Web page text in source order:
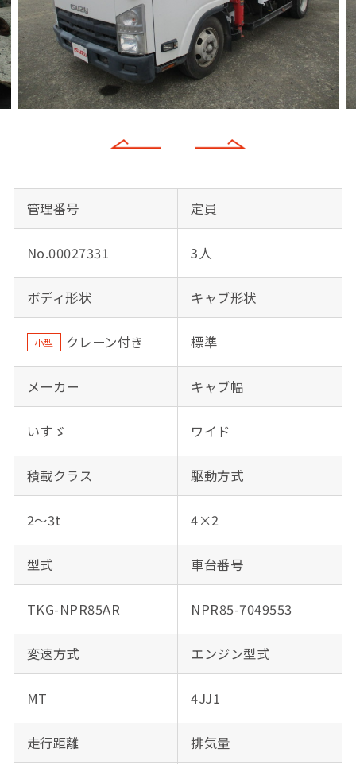
管理番号
No.00027331
定員
3人
ボディ形状
小型 クレーン付き
キャブ形状
標準
メーカー
いすゞ
キャブ幅
ワイド
積載クラス
2～3t
駆動方式
4×2
型式
TKG-NPR85AR
車台番号
NPR85-7049553
変速方式
MT
エンジン型式
4JJ1
走行距離 排気量